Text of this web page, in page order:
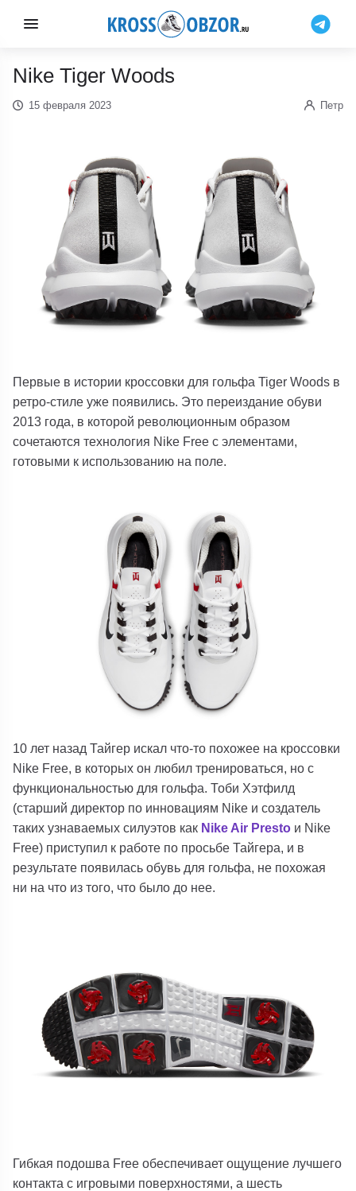
Nike Tiger Woods
15 февраля 2023 Петр
Первые в истории кроссовки для гольфа Tiger Woods в
ретро-стиле уже появились. Это переиздание обуви
2013 года, в которой революционным образом
сочетаются технология Nike Free с элементами,
готовыми к использованию на поле.
10 лет назад Тайгер искал что-то похожее на кроссовки
Nike Free, в которых он любил тренироваться, но с
функциональностью для гольфа. Тоби Хэтфилд
(старший директор по инновациям Nike и создатель
таких узнаваемых силуэтов как Nike Air Presto и Nike
Free) приступил к работе по просьбе Тайгера, и в
результате появилась обувь для гольфа, не похожая
ни на что из того, что было до нее.
Гибкая подошва Free обеспечивает ощущение лучшего
контакта с игровыми поверхностями, а шесть